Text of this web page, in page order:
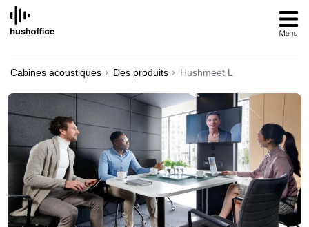
SKIP
CONTENT
Cabines acoustiques Des produits Hushmeet L